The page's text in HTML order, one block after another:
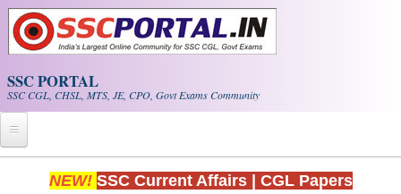
Skip to main content
SSC PORTAL
SSC CGL, CHSL, MTS, JE, CPO, Govt Exams Community
Home
NEW! SSC Current Affairs CGL Papers